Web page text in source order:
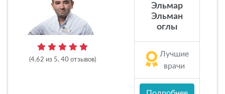
(4.62 из 5, 40 отзывов)
Эльмар
Эльман
оглы
Лучшие
врачи